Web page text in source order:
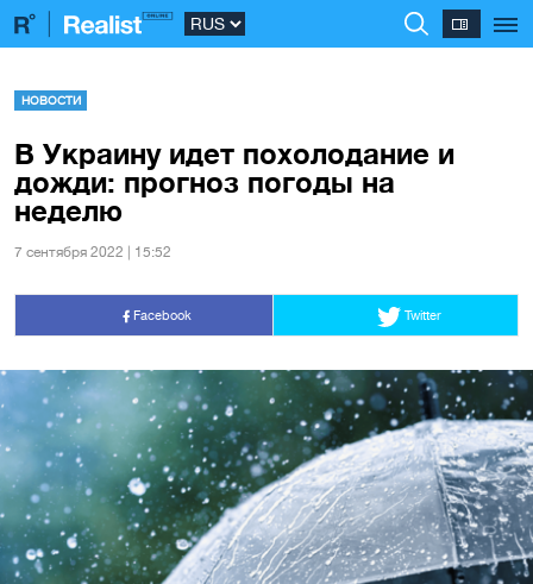
НОВОСТИ
В Украину идет похолодание и
дожди: прогноз погоды на
неделю
7 сентября 2022 | 15:52
Facebook Twitter